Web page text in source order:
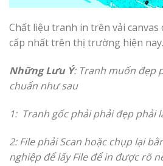
Chất liệu tranh in trên vải canvas
cấp nhất trên thị trường hiện nay.
Những Lưu Ý: Tranh muốn đẹp
chuẩn như sau
1: Tranh gốc phải phải đẹp phải
2: File phải Scan hoặc chụp lại
nghiệp để lấy File để in được rõ